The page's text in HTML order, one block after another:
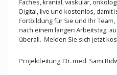
Faches, kranial, vaskulär,
Digital, live und kostenlos, damit
Fortbildung für Sie und Ihr
nach einem langen Arbeitstag,
überall. Melden Sie sich jetzt
Projektleitung: Dr. med. Sami